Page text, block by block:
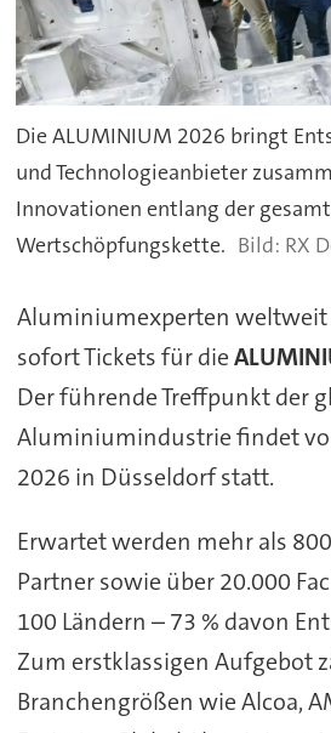
Die ALUMINIUM 2026 bringt
und Technologieanbieter
Innovationen entlang der
Wertschöpfungskette.
RX
Aluminiumexperten weltweit
sofort Tickets für die
Der führende Treffpunkt der
Aluminiumindustrie findet
2026 in Düsseldorf statt.
Erwartet werden mehr als
Partner sowie über 20.000
100 Ländern – 73 % davon
Zum erstklassigen Aufgebot
Branchengrößen wie Alcoa,